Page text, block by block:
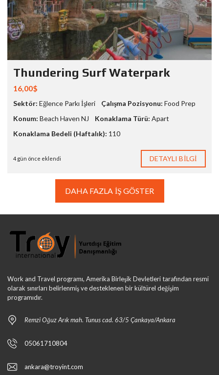
Thundering Surf Waterpark
16,00$
Sektör: Eğlence Parkı İşleri Çalışma Pozisyonu: Food Prep
Konum: Beach Haven NJ Konaklama Türü: Apart
Konaklama Bedeli (Haftalık): 110
4 gün önce eklendi DETAYLI BILGI
DAHA FAZLA İŞ GÖSTER
Work and Travel programı, Amerika Birleşik Devletleri tarafından resmi
olarak sınırları belirlenmiş ve desteklenen bir kültürel değişim
programıdır.
Remzi Oğuz Arık mah. Tunus cad. 63/5 Çankaya/Ankara
05061710804
ankara@troyint.com